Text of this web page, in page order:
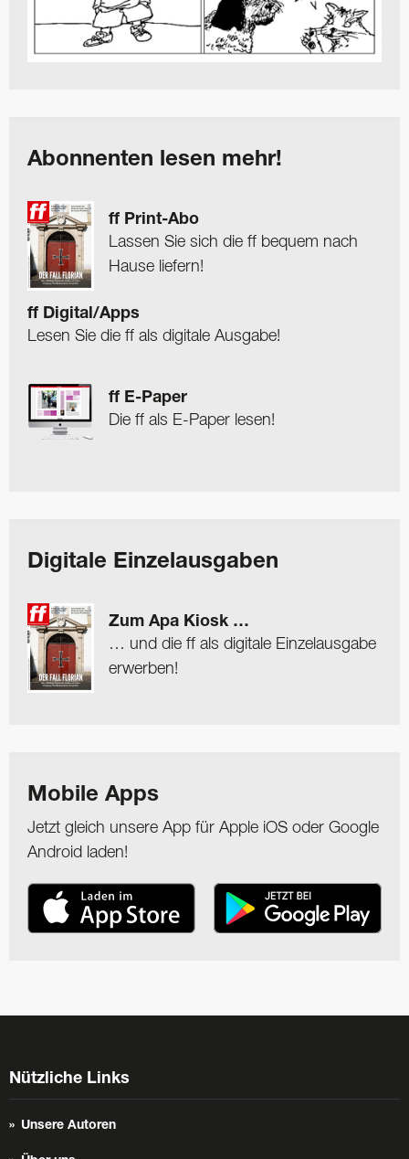
Abonnenten lesen mehr!
ff Print-Abo
Lassen Sie sich die ff bequem nach
Hause liefern!
ff Digital/Apps
Lesen Sie die ff als digitale Ausgabe!
ff E-Paper
Die ff als E-Paper lesen!
Digitale Einzelausgaben
Zum Apa Kiosk …
… und die ff als digitale Einzelausgabe
erwerben!
Mobile Apps
Jetzt gleich unsere App für Apple iOS oder Google
Android laden!
Nützliche Links
Unsere Autoren